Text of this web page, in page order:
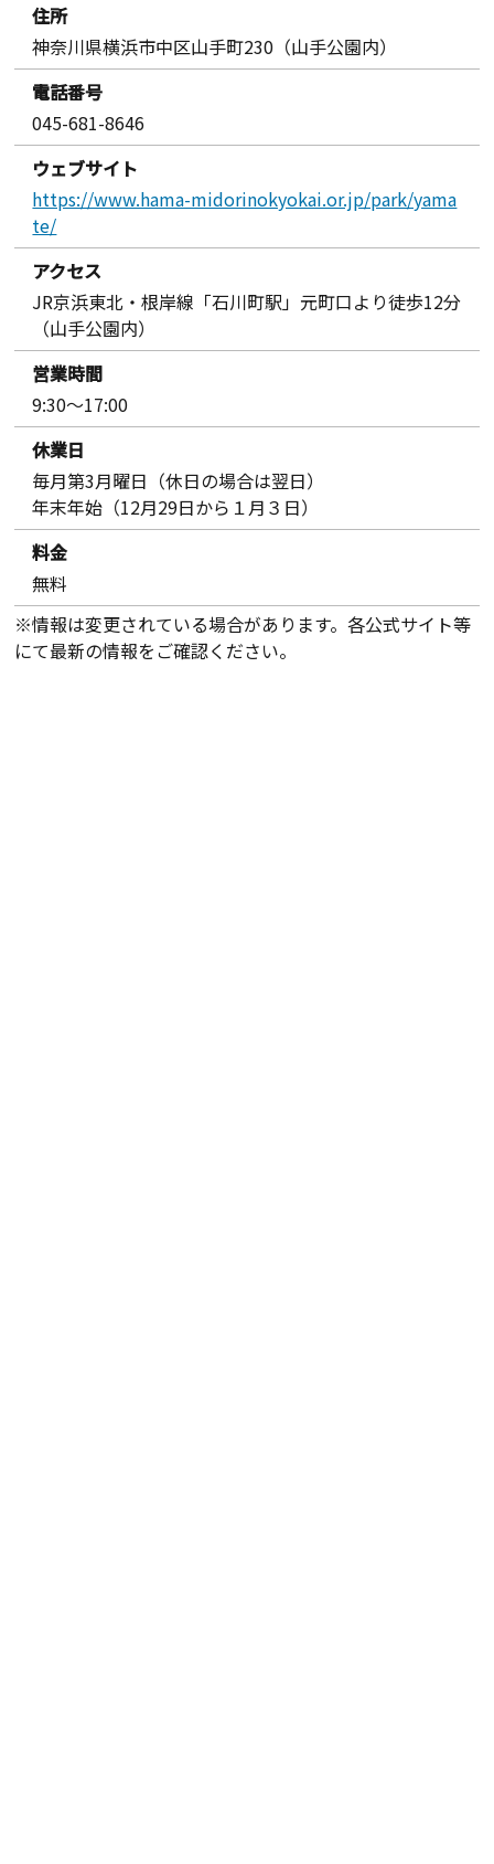
住所
神奈川県横浜市中区山手町230（山手公園内）
電話番号
045-681-8646
ウェブサイト
https://www.hama-midorinokyokai.or.jp/park/yama
te/
アクセス
JR京浜東北・根岸線「石川町駅」元町口より徒歩12分
（山手公園内）
営業時間
9:30～17:00
休業日
毎月第3月曜日（休日の場合は翌日）
年末年始（12月29日から１月３日）
料金
無料
※情報は変更されている場合があります。各公式サイト等
にて最新の情報をご確認ください。